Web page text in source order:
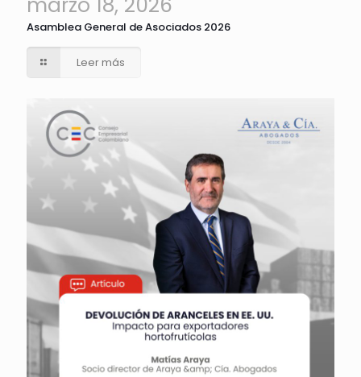
Asamblea General de Asociados 2026
Leer más